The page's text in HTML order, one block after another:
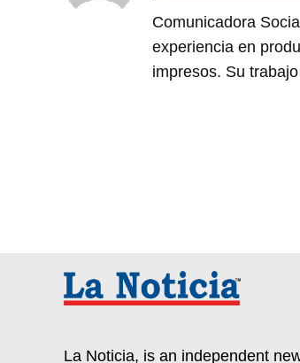
Comunicadora
experiencia en
impresos. Su
La Noticia, is an independent